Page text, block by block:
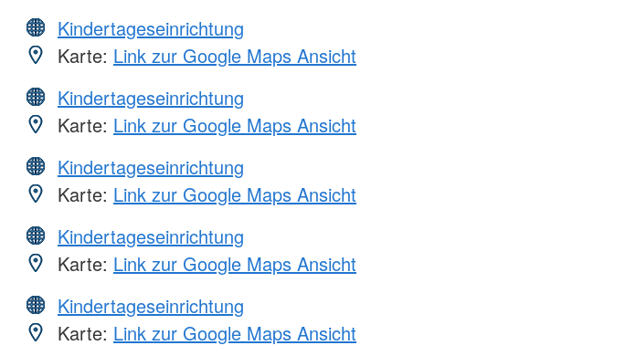
Kindertageseinrichtung
Karte: Link zur Google Maps Ansicht
Kindertageseinrichtung
Karte: Link zur Google Maps Ansicht
Kindertageseinrichtung
Karte: Link zur Google Maps Ansicht
Kindertageseinrichtung
Karte: Link zur Google Maps Ansicht
Kindertageseinrichtung
Karte: Link zur Google Maps Ansicht